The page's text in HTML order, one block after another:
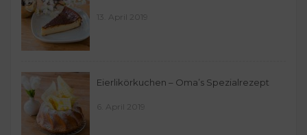
13. April 2019
Eierlikörkuchen – Oma’s Spezialrezept
6. April 2019